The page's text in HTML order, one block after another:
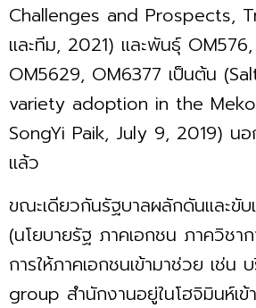
Challenges and Prospects,
และทีม, 2021) และพันธุ์
OM5629, OM6377 เป็นต้น
variety adoption in the
SongYi Paik, July 9, 2019) น
แล้ว
ขณะเดียวกันรัฐบาลผลักดันและขั
(นโยบายรัฐ ภาคเอกชน ภาควิชา
การให้ภาคเอกชนเข้ามาช่วย เช่
group สำนักงานอยู่ในโฮจิมินห์เข้